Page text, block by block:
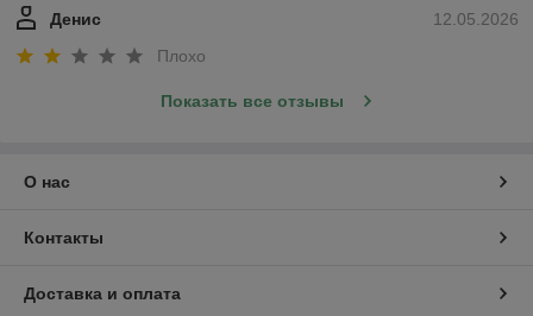
12.05.2026
Денис
Плохо
Показать все отзывы
О нас
Контакты
Доставка и оплата